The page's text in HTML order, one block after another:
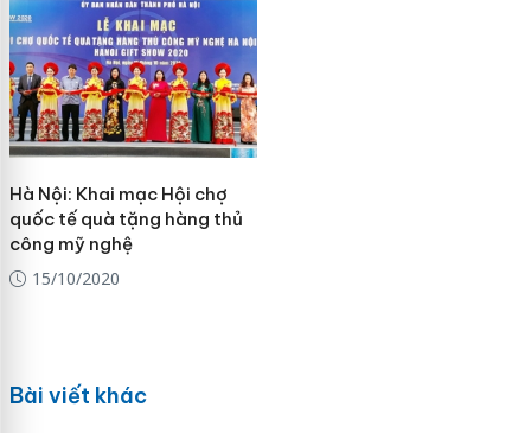
Hà Nội: Khai mạc Hội chợ
quốc tế quà tặng hàng thủ
công mỹ nghệ
15/10/2020
Bài viết khác